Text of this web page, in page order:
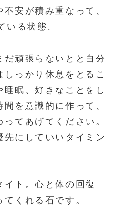
安が積み重なって、
いる状態。
だ頑張らないとと自分
っかり休息をとるこ
睡眠、好きなことをし
を意識的に作って、
てあげてください。
先にしていいタイミン
イト。心と体の回復
くれる石です。